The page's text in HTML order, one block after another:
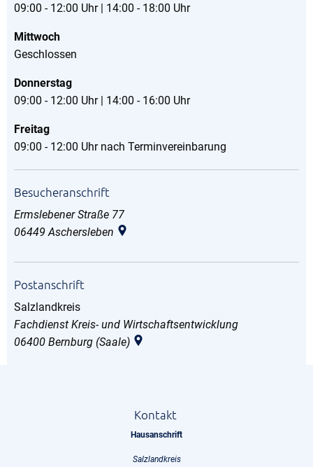
09:00 - 12:00 Uhr | 14:00 - 18:00 Uhr
Mittwoch
Geschlossen
Donnerstag
09:00 - 12:00 Uhr | 14:00 - 16:00 Uhr
Freitag
09:00 - 12:00 Uhr nach Terminvereinbarung
Besucheranschrift
Ermslebener Straße 77
06449 Aschersleben
Postanschrift
Salzlandkreis
Fachdienst Kreis- und Wirtschaftsentwicklung
06400 Bernburg (Saale)
Kontakt
Hausanschrift
Salzlandkreis